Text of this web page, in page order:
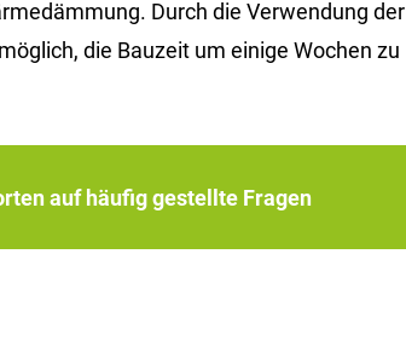
Durch die Verwendung der
die Bauzeit um einige Wochen zu
auf häufig gestellte Fragen